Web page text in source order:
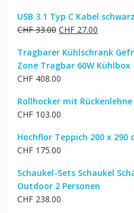
war:
CHF 167.00
ist:
USB 3.1 Typ C Kabel
CHF33.00 Ursprünglicher
war:
CHF 33.00
CHF27.00Aktueller
ist:
CHF 27.00.
Tragbarer Kühlschrank
Zone Tragbar 60W Kühlbox
CHF408.00
Rollhocker mit Rückenlehne
CHF103.00
Hochflor Teppich 200 x 290
CHF175.00
Schaukel-Sets Schaukel
Outdoor 2 Personen
CHF238.00